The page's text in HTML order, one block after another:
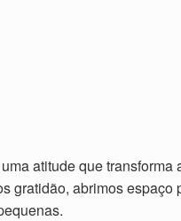
atitude que
gratidão, abrimos